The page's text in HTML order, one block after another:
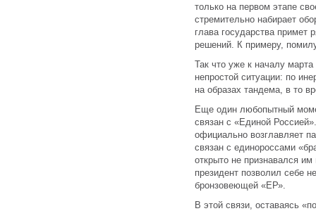
только на первом этапе
стремительно набирает
глава государства примет
решений. К примеру,
Так что уже к началу
непростой ситуации: по
на образах тандема, в то
Еще один любопытный
связан с «Единой
официально возглавляет
связан с единороссами
открыто не признавался
президент позволил себе
бронзовеющей «ЕР».
В этой связи, оставаясь